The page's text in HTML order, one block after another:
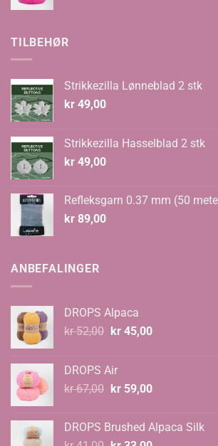
TILBEHØR
Strikkezilla Lønneblad 2 stk
kr 49,00
Strikkezilla Hasselblad 2 stk
kr 49,00
Refleksgarn 0.37 mm (50
kr 89,00
ANBEFALINGER
DROPS Alpaca
kr52,00 Opprinnelig
kr 52,00.
kr45,00Nåværende
DROPS Air
kr67,00 Opprinnelig
kr 67,00.
kr59,00Nåværende
kr 59,00.
DROPS Brushed Alpaca Silk